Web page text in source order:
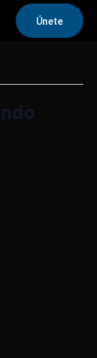
Únete